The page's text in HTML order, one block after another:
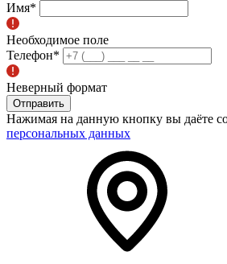
Имя*
Необходимое поле
Телефон*
Неверный формат
Отправить
Нажимая на данную кнопку вы даёте
персональных данных